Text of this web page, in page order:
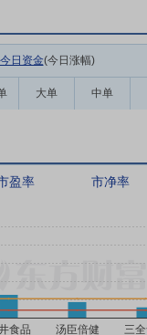
今日资金(今日涨幅)
大单 中单
盈率 市净率